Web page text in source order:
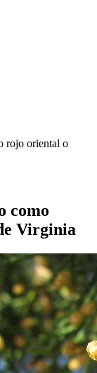
rojo oriental o
como
Virginia